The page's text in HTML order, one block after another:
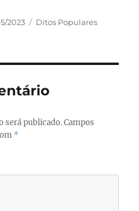
2023 Categorias
Ditos Populares
será publicado. Campos
*